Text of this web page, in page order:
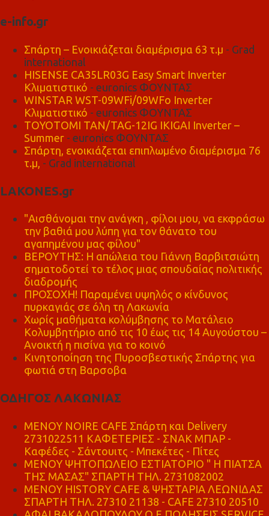
e-info.gr
Σπάρτη – Ενοικιάζεται διαμέρισμα 63 τ.μ - Grad
international
HISENSE CA35LR03G Easy Smart Inverter
Κλιματιστικό - euronics ΦΟΥΝΤΑΣ
WINSTAR WST-09WFi/09WFo Inverter
Κλιματιστικό - euronics ΦΟΥΝΤΑΣ
TOYOTOMI TAN/TAG-12IG IKIGAI Inverter –
Summer - euronics ΦΟΥΝΤΑΣ
Σπάρτη, ενοικιάζεται επιπλωμένο διαμέρισμα 76
τ.μ, - Grad international
LAKONES.gr
"Αισθάνομαι την ανάγκη , φίλοι μου, να εκφράσω
την βαθιά μου λύπη για τον θάνατο του
αγαπημένου μας φίλου"
ΒΕΡΟΥΤΗΣ: Η απώλεια του Γιάννη Βαρβιτσιώτη
σηματοδοτεί το τέλος μιας σπουδαίας πολιτικής
διαδρομής
ΠΡΟΣΟΧΗ! Παραμένει υψηλός ο κίνδυνος
πυρκαγιάς σε όλη τη Λακωνία
Χωρίς μαθήματα κολύμβησης το Ματάλειο
Κολυμβητήριο από τις 10 έως τις 14 Αυγούστου –
Ανοικτή η πισίνα για το κοινό
Κινητοποίηση της Πυροσβεστικής Σπάρτης για
φωτιά στη Βαρσοβα
ΟΔΗΓΟΣ ΛΑΚΩΝΙΑΣ
MENOY NOIRE CAFE Σπάρτη και Delivery
2731022511 ΚΑΦΕΤΕΡΙΕΣ - ΣΝΑΚ ΜΠΑΡ -
Καφέδες - Σάντουιτς - Μπεκέτες - Πίτες
ΜΕΝΟΥ ΨΗΤΟΠΩΛΕΙΟ ΕΣΤΙΑΤΟΡΙΟ " Η ΠΙΑΤΣΑ
ΤΗΣ ΜΑΣΑΣ" ΣΠΑΡΤΗ ΤΗΛ. 2731082002
ΜΕΝΟΥ HISTORY CAFE & ΨΗΣΤΑΡΙΑ ΛΕΩΝΙΔΑΣ
ΣΠΑΡΤΗ ΤΗΛ. 27310 21138 - CAFE 27310 20510